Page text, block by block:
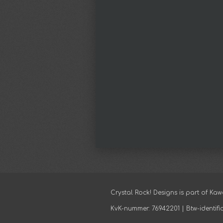
Crystal Rock! Designs is part of
KvK-nummer: 76942201 | Btw-